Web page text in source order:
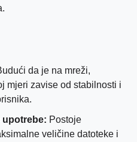
da je na mreži,
mjeri zavise od stabilnosti i
upotrebe: Postoje
veličine datoteke i